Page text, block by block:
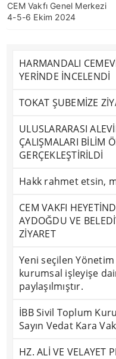
CEM Vakfı Genel Merkezi
4-5-6 Ekim 2024
HARMANDALI
YERİNDE İNCELENDİ
TOKAT ŞUBEMİZE
ULUSLARARASI
ÇALIŞMALARI BİLİM
GERÇEKLEŞTİRİLDİ
Hakk rahmet etsin,
CEM VAKFI
AYDOĞDU VE
ZİYARET
Yeni seçilen
kurumsal işleyişe
paylaşılmıştır.
İBB Sivil Toplum
Sayın Vedat Kara
HZ. ALİ VE VELAYET